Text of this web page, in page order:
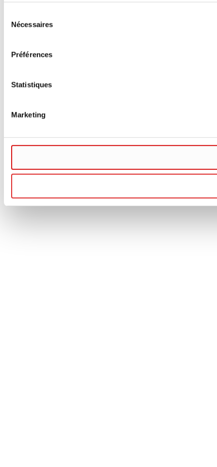
Nécessaires
Préférences
Statistiques
Marketing